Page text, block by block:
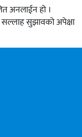
अनलाईन हो ।
सुझावको अपेक्षा